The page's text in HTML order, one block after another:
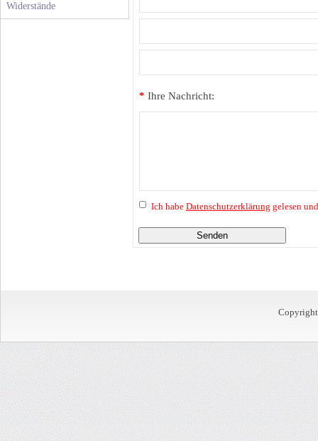
Widerstände
* Ihre Nachricht:
Ich habe Datenschutzerklärung gelesen
Senden